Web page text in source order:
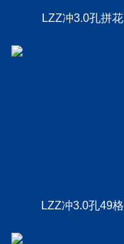
LZZ冲3.0孔拼花
LZZ冲3.0孔49格